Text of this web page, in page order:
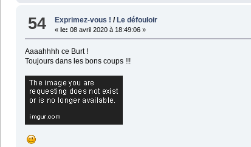
54 Exprimez-vous ! / Le défouloir
« le: 08 avril 2020 à 18:49:06 »
Aaaahhhh ce Burt !
Toujours dans les bons coups !!!